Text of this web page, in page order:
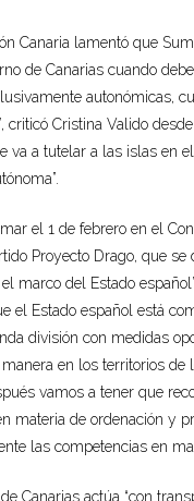
Canaria lamentó que
de Canarias cuando
autonómicas,
criticó Cristina Valido
va a tutelar a las islas en
el 1 de febrero en el
Proyecto Drago, que
marco del Estado
el Estado español está
división con medidas
en los territorios
vamos a tener que
materia de ordenación y
las competencias en
Canarias actúa “con